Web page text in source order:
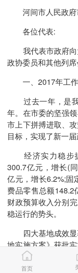
河间市人民政府
各位代表:
我代表市政府向
政协委员和其他列席
一、2017年工
过去一年，是我
年。在市委的坚强
市上下拼搏进取、
目标，实现了新一届
经济实力稳步
300.7亿元，增长(
亿元，增长6.2%;固
费品零售总额148.2
财政预算收入分别
稳运行的势头。
四大基地成效显
地实施方案》获批
一一家国家再制造
会。再制造展示
首页